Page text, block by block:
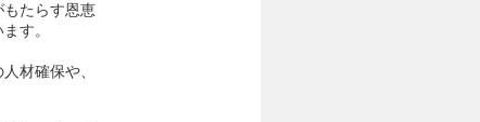
たらす恩恵
す。
材確保や、